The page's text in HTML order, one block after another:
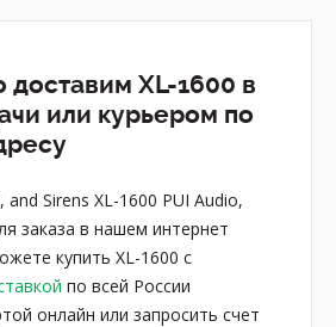
доставим XL-1600 в
или курьером по
and Sirens XL-1600 PUI Audio,
заказа в нашем интернет
купить XL-1600 с
по всей России
онлайн или запросить счет